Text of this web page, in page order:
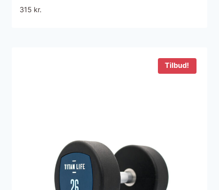
styrketræning og funktionel fitness
315 kr.
Tilbud!